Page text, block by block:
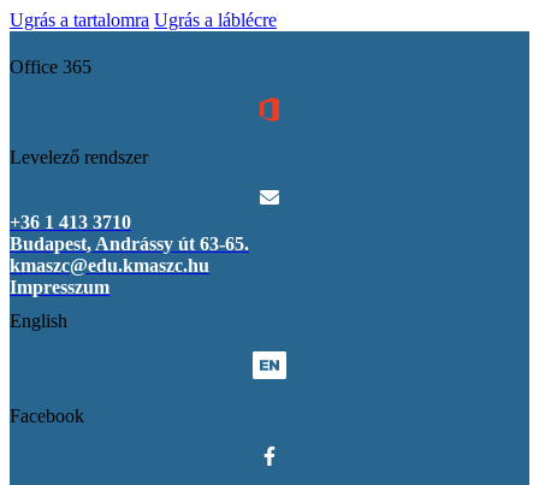
Ugrás a tartalomra Ugrás a láblécre
Office 365
Levelező rendszer
+36 1 413 3710
Budapest, Andrássy út 63-65.
kmaszc@edu.kmaszc.hu
Impresszum
English
Facebook